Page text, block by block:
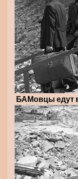
БАМовцы едут